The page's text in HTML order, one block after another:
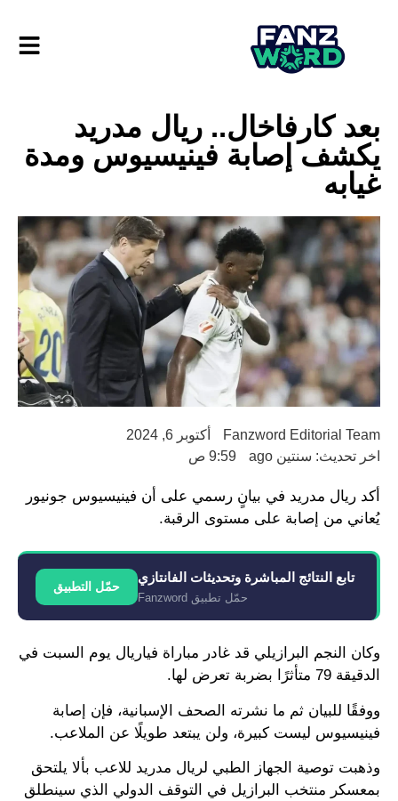
بعد كارفاخال.. ريال مدريد
يكشف إصابة فينيسيوس ومدة
غيابه
Fanzword Editorial Team
أكتوبر 6, 2024
اخر تحديث: سنتين ago
9:59 ص
أكد ريال مدريد في بيانٍ رسمي على أن فينيسيوس جونيور
يُعاني من إصابة على مستوى الرقبة.
تابع النتائج المباشرة وتحديثات الفانتازي
حمّل تطبيق Fanzword
حمّل التطبيق
وكان النجم البرازيلي قد غادر مباراة فياريال يوم السبت في
الدقيقة 79 متأثرًا بضربة تعرض لها.
ووفقًا للبيان ثم ما نشرته الصحف الإسبانية، فإن إصابة
فينيسيوس ليست كبيرة، ولن يبتعد طويلًا عن الملاعب.
وذهبت توصية الجهاز الطبي لريال مدريد للاعب بألا يلتحق
بمعسكر منتخب البرازيل في التوقف الدولي الذي سينطلق